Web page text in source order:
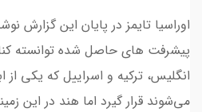
اوراسیا تایمز در پایان این گزارش
پیشرفت های حاصل شده توانسته
انگلیس، ترکیه و اسراییل که یکی
می‌شوند قرار گیرد اما هند در این